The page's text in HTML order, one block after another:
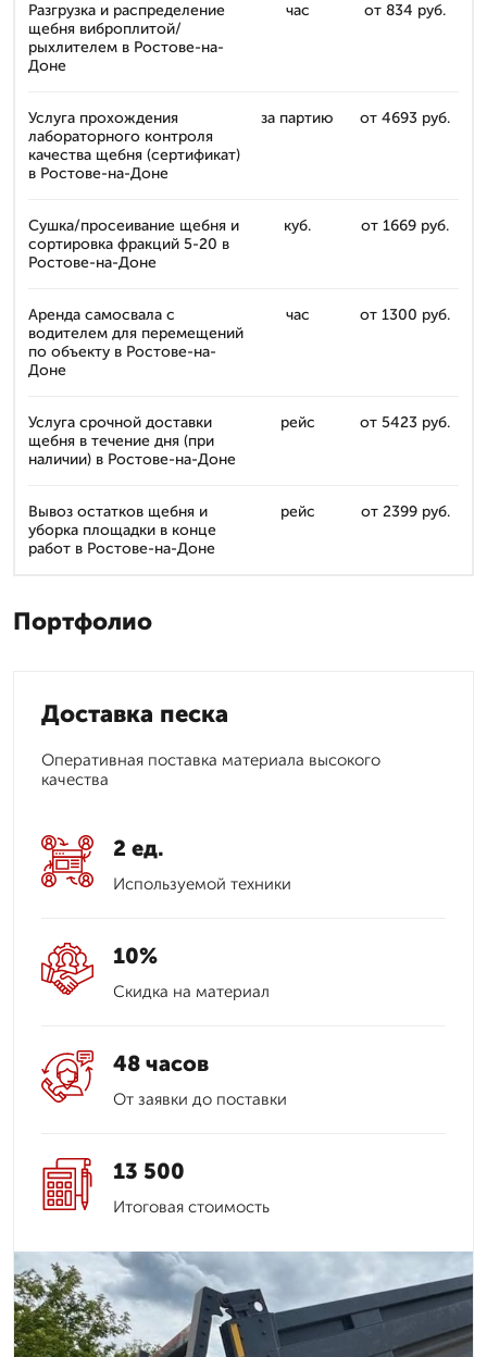
Разгрузка и распределение
щебня виброплитой/
рыхлителем в Ростове-на-
Доне
час от 834 руб.
Услуга прохождения
лабораторного контроля
качества щебня (сертификат)
в Ростове-на-Доне
за партию от 4693 руб.
Сушка/просеивание щебня и
сортировка фракций 5-20 в
Ростове-на-Доне
куб. от 1669 руб.
Аренда самосвала с
водителем для перемещений
по объекту в Ростове-на-
Доне
час от 1300 руб.
Услуга срочной доставки
щебня в течение дня (при
наличии) в Ростове-на-Доне
рейс от 5423 руб.
Вывоз остатков щебня и
уборка площадки в конце
работ в Ростове-на-Доне
рейс от 2399 руб.
Портфолио
Доставка песка
Оперативная поставка материала высокого
качества
2 ед.
Используемой техники
10%
Скидка на материал
48 часов
От заявки до поставки
13 500
Итоговая стоимость